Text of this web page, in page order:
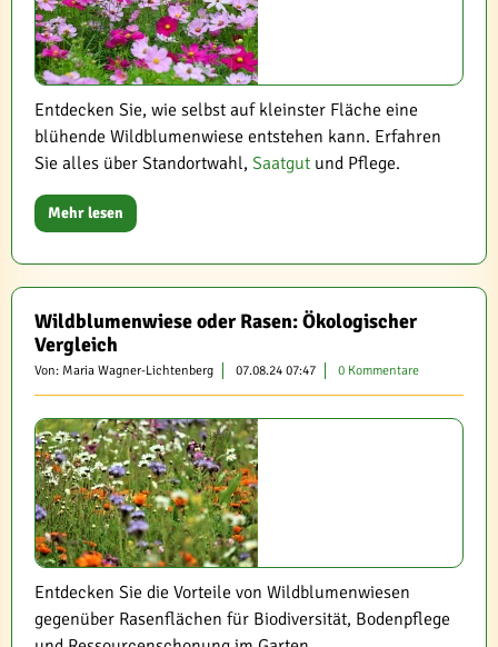
Entdecken Sie, wie selbst auf kleinster Fläche eine
blühende Wildblumenwiese entstehen kann. Erfahren
Sie alles über Standortwahl, Saatgut und Pflege.
Mehr lesen
Wildblumenwiese oder Rasen: Ökologischer
Vergleich
Von: Maria Wagner-Lichtenberg 07.08.24 07:47 0 Kommentare
Entdecken Sie die Vorteile von Wildblumenwiesen
gegenüber Rasenflächen für Biodiversität, Bodenpflege